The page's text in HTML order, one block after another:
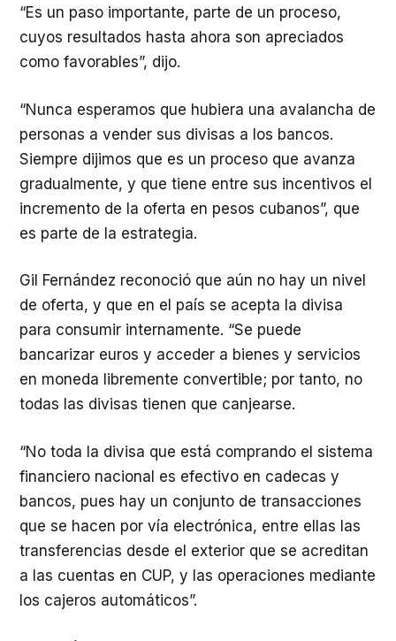
“Es un paso importante, parte de un proceso,
cuyos resultados hasta ahora son apreciados
como favorables”, dijo.
“Nunca esperamos que hubiera una avalancha de
personas a vender sus divisas a los bancos.
Siempre dijimos que es un proceso que avanza
gradualmente, y que tiene entre sus incentivos el
incremento de la oferta en pesos cubanos”, que
es parte de la estrategia.
Gil Fernández reconoció que aún no hay un nivel
de oferta, y que en el país se acepta la divisa
para consumir internamente. “Se puede
bancarizar euros y acceder a bienes y servicios
en moneda libremente convertible; por tanto, no
todas las divisas tienen que canjearse.
“No toda la divisa que está comprando el sistema
financiero nacional es efectivo en cadecas y
bancos, pues hay un conjunto de transacciones
que se hacen por vía electrónica, entre ellas las
transferencias desde el exterior que se acreditan
a las cuentas en CUP, y las operaciones mediante
los cajeros automáticos”.